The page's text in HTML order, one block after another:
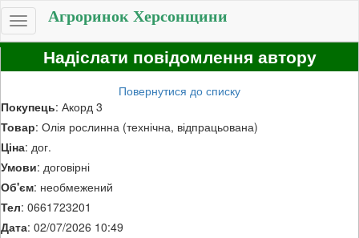
Toggle
navigation
Агроринок Херсонщини
Надіслати повідомлення автору
Повернутися до списку
Покупець: Акорд 3
Товар: Олія рослинна (технічна, відпрацьована)
Ціна: дог.
Умови: договірні
Об'єм: необмежений
Тел: 0661723201
Дата: 02/07/2026 10:49